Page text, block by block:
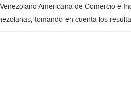
Americana de Comercio e
tomando en cuenta los